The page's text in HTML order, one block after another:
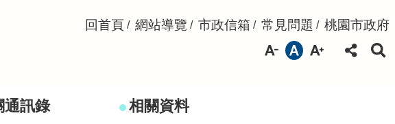
回首頁 網站導覽 市政信箱 常見問題 桃園市政府
通訊錄 相關資料